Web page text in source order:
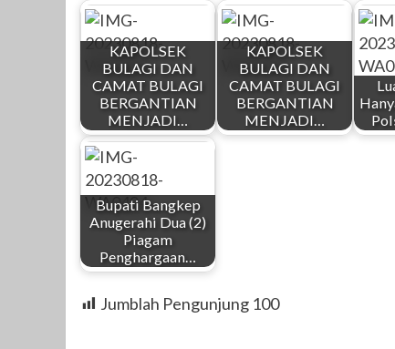
KAPOLSEK
BULAGI DAN
CAMAT BULAGI
BERGANTIAN
MENJADI…
KAPOLSEK
BULAGI DAN
CAMAT BULAGI
BERGANTIAN
MENJADI…
Bupati Bangkep
Anugerahi Dua (2)
Piagam
Penghargaan…
Jumblah Pengunjung 100